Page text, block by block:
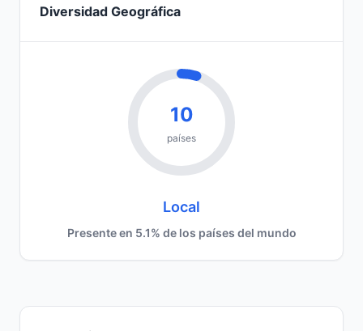
Diversidad Geográfica
10
países
Local
Presente en 5.1% de los países del mundo